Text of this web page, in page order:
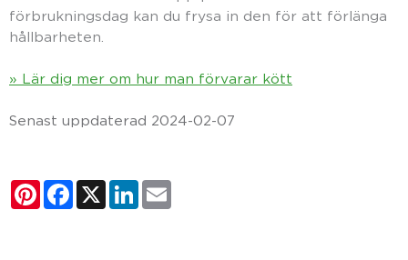
förbrukningsdag kan du frysa in den för att förlänga
hållbarheten.
» Lär dig mer om hur man förvarar kött
Senast uppdaterad 2024-02-07
PinterestFacebook
X LinkedIn